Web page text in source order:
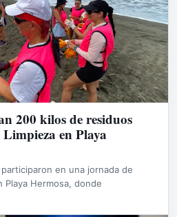
200 kilos de residuos
en Playa
en una jornada de
Playa Hermosa, donde